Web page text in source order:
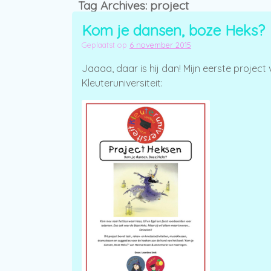
Tag Archives: project
Kom je dansen, boze Heks?
Geplaatst op 6 november 2015
Jaaaa, daar is hij dan! Mijn eerste project
Kleuteruniversiteit: